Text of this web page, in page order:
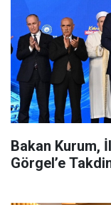
Bakan Kurum,
Görgel’e